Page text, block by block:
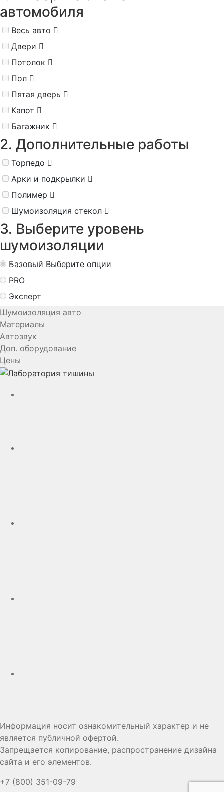
автомобиля
Весь авто
Двери
Потолок
Пол
Пятая дверь
Капот
Багажник
2. Дополнительные работы
Торпедо
Арки и подкрылки
Полимер
Шумоизоляция стекол
3. Выберите уровень
шумоизоляции
Базовый Выберите опции
PRO
Эксперт
Шумоизоляция авто
Материалы
Автозвук
Доп. оборудование
Цены
Информация носит ознакомительный характер и не
является публичной офертой.
Запрещается копирование, распространение дизайна
сайта и его элементов.
+7 (800) 351-09-79